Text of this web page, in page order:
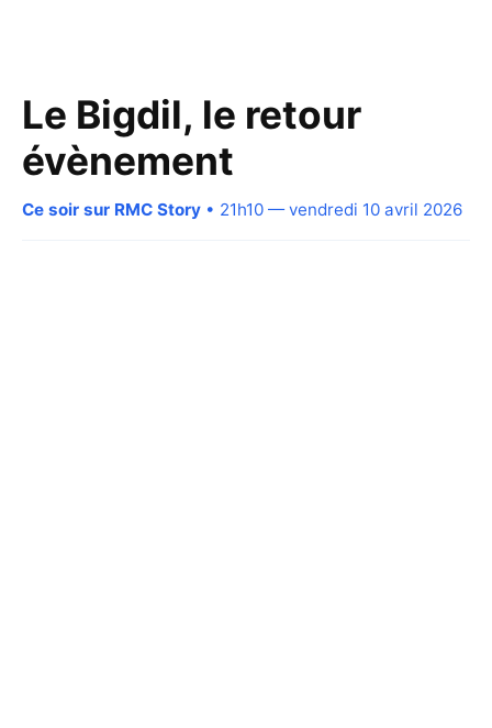
Le Bigdil, le retour
évènement
Ce soir sur RMC Story • 21h10 — vendredi 10 avril 2026